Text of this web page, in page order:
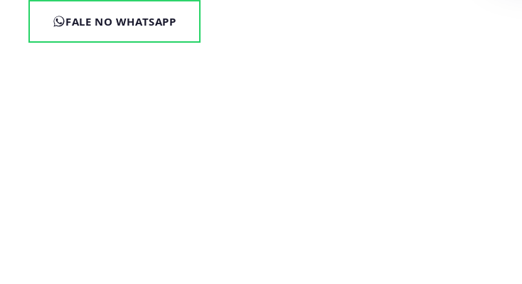
FALE NO WHATSAPP